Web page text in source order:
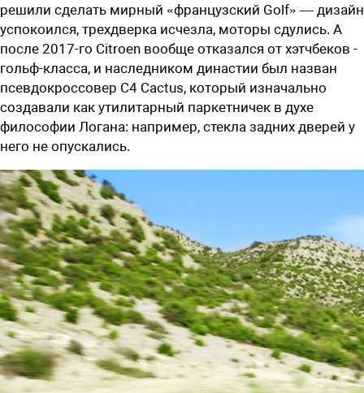
решили сделать мирный «французский Golf» — дизайн
успокоился, трехдверка исчезла, моторы сдулись. А
после 2017-го Citroen вообще отказался от хэтчбеков ­
гольф-класса, и наследником династии был назван
псевдокроссовер C4 Cactus, который изначально
создавали как утилитарный паркетничек в духе
философии Логана: например, стекла задних дверей у
него не опускались.